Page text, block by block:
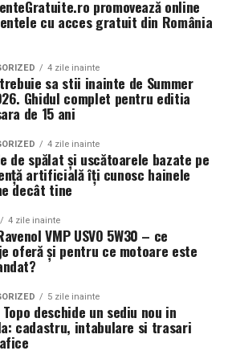
oxidării;
sunt deosebit de importante
cu turbocompresor.
uleiului.
comportamentul la temperaturi
în motor;
la pornire.
mediului este mai
a închiria toalete de tip
a unui eveniment. Variantele
concepute pentru a economisi
apa. În loc să folosească sute
utilizare, așa cum se
tradiționale, aceste toalete
nu necesită apa sau folosesc doar
ecologice de toalete sunt echipate
care transformă deșeurile
natural. Acest proces
cantității de deșeuri care ajung
la regenerarea solului. Astfel,
este doar o alegere ecologică, ci și
unui ciclu ecologic sustenabil.
promovează online
cu acces gratuit din România
4 zile inainte
sa stii inainte de Summer
Ghidul complet pentru editia
de 15 ani
4 zile inainte
de spălat și uscătoarele bazate pe
artificială îți cunosc hainele
decât tine
4 zile inainte
VMP USVO 5W30 – ce
oferă și pentru ce motoare este
5 zile inainte
deschide un sediu nou in
cadastru, intabulare si trasari